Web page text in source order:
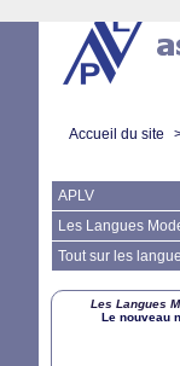
Accueil du site
APLV
Les Langues
Tout sur les
Les Langues
Le nouveau